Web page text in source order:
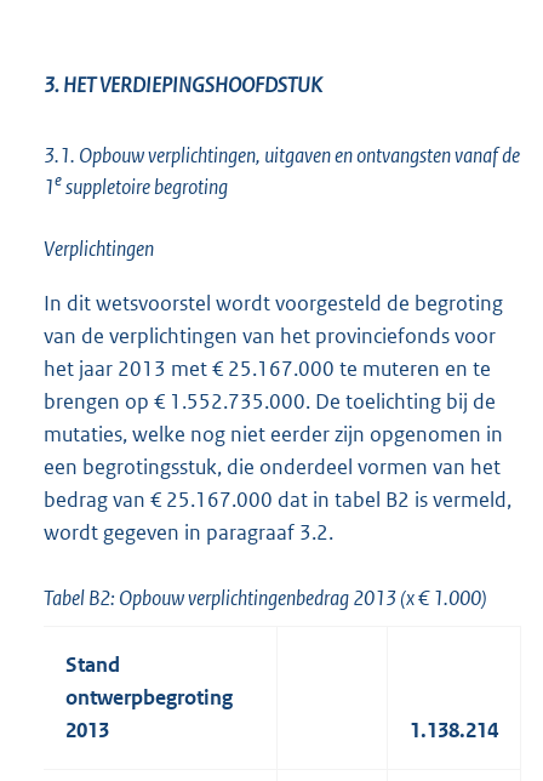
3. HET VERDIEPINGSHOOFDSTUK
3.1. Opbouw verplichtingen, uitgaven en ontvangsten vanaf de
1esuppletoire begroting
Verplichtingen
In dit wetsvoorstel wordt voorgesteld de begroting
van de verplichtingen van het provinciefonds voor
het jaar 2013 met € 25.167.000 te muteren en te
brengen op € 1.552.735.000. De toelichting bij de
mutaties, welke nog niet eerder zijn opgenomen in
een begrotingsstuk, die onderdeel vormen van het
bedrag van € 25.167.000 dat in tabel B2 is vermeld,
wordt gegeven in paragraaf 3.2.
Tabel B2: Opbouw verplichtingenbedrag 2013 (x € 1.000)
Stand
ontwerpbegroting
2013
1.138.214